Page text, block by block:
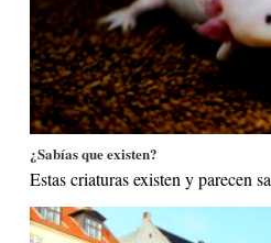
¿Sabías que existen?
Estas criaturas existen y parecen